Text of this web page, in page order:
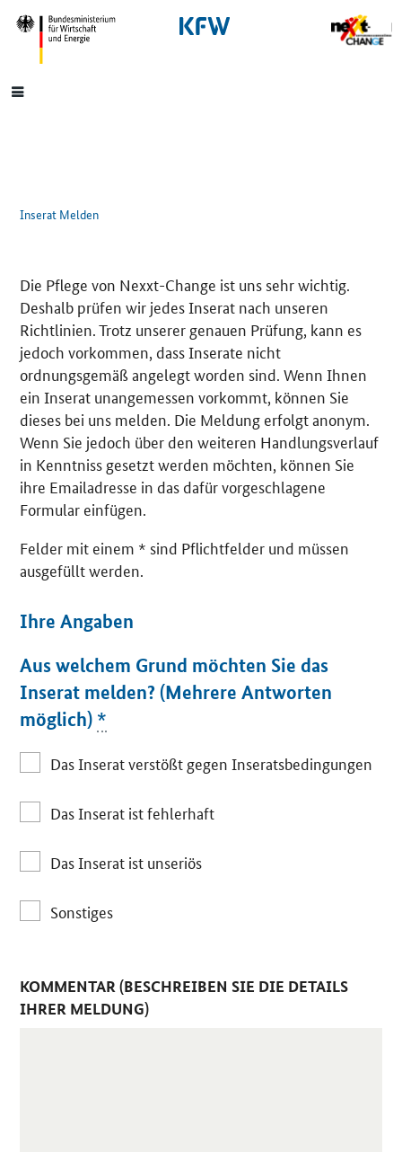
SrOnlyNavigation
Hauptmenü
Inserat Melden
Die Pflege von Nexxt-Change ist uns sehr wichtig.
Deshalb prüfen wir jedes Inserat nach unseren
Richtlinien. Trotz unserer genauen Prüfung, kann es
jedoch vorkommen, dass Inserate nicht
ordnungsgemäß angelegt worden sind. Wenn Ihnen
ein Inserat unangemessen vorkommt, können Sie
dieses bei uns melden. Die Meldung erfolgt anonym.
Wenn Sie jedoch über den weiteren Handlungsverlauf
in Kenntniss gesetzt werden möchten, können Sie
ihre Emailadresse in das dafür vorgeschlagene
Formular einfügen.
Felder mit einem * sind Pflichtfelder und müssen
ausgefüllt werden.
Ihre Angaben
Aus welchem Grund möchten Sie das
Inserat melden? (Mehrere Antworten
möglich) *
Das Inserat verstößt gegen Inseratsbedingungen
Das Inserat ist fehlerhaft
Das Inserat ist unseriös
Sonstiges
KOMMENTAR (BESCHREIBEN SIE DIE DETAILS
IHRER MELDUNG)